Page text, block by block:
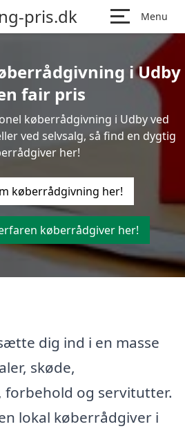
pris.dk Menu
i Udby
fair pris
køberrådgivning i Udby ved
ved selvsalg, så find en dygtig
her!
køberrådgivning her!
køberrådgiver her!
dig ind i en masse
skøde,
og servitutter.
lokal køberrådgiver i